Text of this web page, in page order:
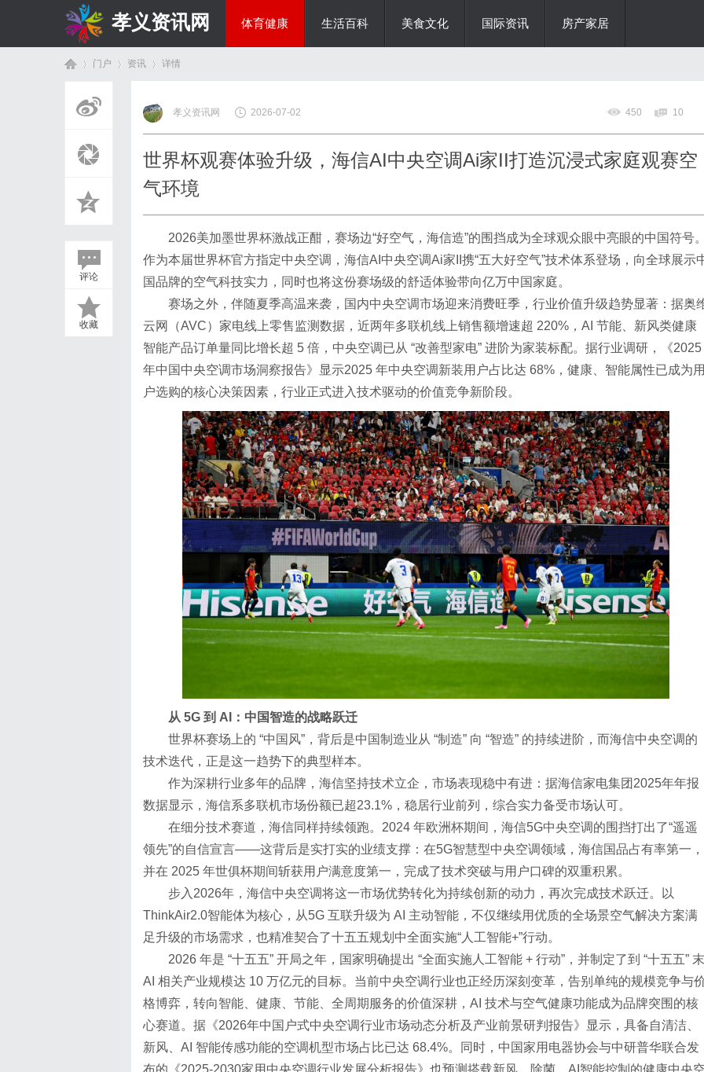
孝义资讯网 体育健康 生活百科 美食文化 国际资讯 房产家居
门户 资讯
›
详情
评论
收藏
孝义资讯网 2026-07-02 450 10
世界杯观赛体验升级，海信AI中央空调Ai家II打造沉浸式家庭观赛空
气环境
2026美加墨世界杯激战正酣，赛场边“好空气，海信造”的围挡成为全球观众眼中亮眼的中国符号
作为本届世界杯官方指定中央空调，海信AI中央空调Ai家II携“五大好空气”技术体系登场，向全球展示
国品牌的空气科技实力，同时也将这份赛场级的舒适体验带向亿万中国家庭。
赛场之外，伴随夏季高温来袭，国内中央空调市场迎来消费旺季，行业价值升级趋势显著：据奥
云网（AVC）家电线上零售监测数据，近两年多联机线上销售额增速超 220%，AI 节能、新风类健康
智能产品订单量同比增长超 5 倍，中央空调已从 “改善型家电” 进阶为家装标配。据行业调研，《2025
年中国中央空调市场洞察报告》显示2025 年中央空调新装用户占比达 68%，健康、智能属性已成为
户选购的核心决策因素，行业正式进入技术驱动的价值竞争新阶段。
从 5G 到 AI：中国智造的战略跃迁
世界杯赛场上的 “中国风”，背后是中国制造业从 “制造” 向 “智造” 的持续进阶，而海信中央空调的
技术迭代，正是这一趋势下的典型样本。
作为深耕行业多年的品牌，海信坚持技术立企，市场表现稳中有进：据海信家电集团2025年年报
数据显示，海信系多联机市场份额已超23.1%，稳居行业前列，综合实力备受市场认可。
在细分技术赛道，海信同样持续领跑。2024 年欧洲杯期间，海信5G中央空调的围挡打出了“遥遥
领先”的自信宣言——这背后是实打实的业绩支撑：在5G智慧型中央空调领域，海信国品占有率第一，
并在 2025 年世俱杯期间斩获用户满意度第一，完成了技术突破与用户口碑的双重积累。
步入2026年，海信中央空调将这一市场优势转化为持续创新的动力，再次完成技术跃迁。以
ThinkAir2.0智能体为核心，从5G 互联升级为 AI 主动智能，不仅继续用优质的全场景空气解决方案满
足升级的市场需求，也精准契合了十五五规划中全面实施“人工智能+”行动。
2026 年是 “十五五” 开局之年，国家明确提出 “全面实施人工智能 + 行动”，并制定了到 “十五五” 末
AI 相关产业规模达 10 万亿元的目标。当前中央空调行业也正经历深刻变革，告别单纯的规模竞争与
格博弈，转向智能、健康、节能、全周期服务的价值深耕，AI 技术与空气健康功能成为品牌突围的核
心赛道。据《2026年中国户式中央空调行业市场动态分析及产业前景研判报告》显示，具备自清洁、
新风、AI 智能传感功能的空调机型市场占比已达 68.4%。同时，中国家用电器协会与中研普华联合发
布的《2025-2030家用中央空调行业发展分析报告》也预测搭载新风、除菌、AI智能控制的健康中央